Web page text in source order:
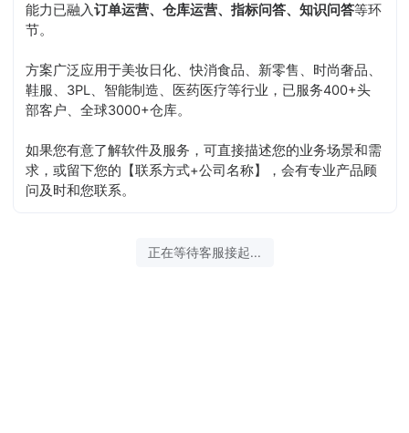
能力已融入订单运营、仓库运营、指标问答、知识问答等环
节。
方案广泛应用于美妆日化、快消食品、新零售、时尚奢品、
鞋服、3PL、智能制造、医药医疗等行业，已服务400+头
部客户、全球3000+仓库。
如果您有意了解软件及服务，可直接描述您的业务场景和需
求，或留下您的【联系方式+公司名称】，会有专业产品顾
问及时和您联系。
正在等待客服接起...